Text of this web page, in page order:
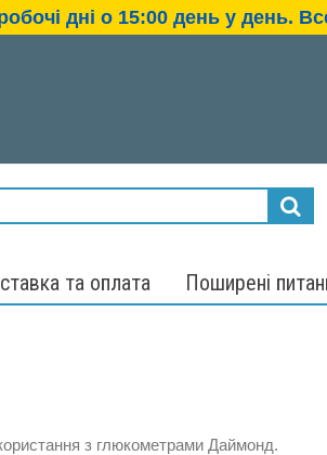
дні о 15:00 день у день.
та оплата Поширені
з глюкометрами Даймонд.